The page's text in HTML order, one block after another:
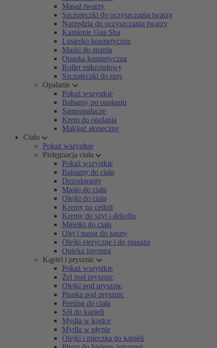
Masaż twarzy
Szczoteczki do oczyszczania twarzy
Narzędzia do oczyszczania twarzy
Kamienie Gua Sha
Lusterko kosmetyczne
Maski do spania
Opaska kosmetyczna
Roller mikroigłowy
Szczoteczki do rzęs
Opalanie
Pokaż wszystkie
Balsamy po opalaniu
Samoopalacze
Krem do opalania
Makijaż słoneczny
Ciało
Pokaż wszystkie
Pielęgnacja ciała
Pokaż wszystkie
Balsamy do ciała
Dezodoranty
Masło do ciała
Olejki do ciała
Kremy na celluit
Kremy do szyi i dekoltu
Mgiełki do ciała
Olej i napar do sauny
Olejki eteryczne i do masażu
Opieka intymna
Kąpiel i prysznic
Pokaż wszystkie
Żel pod prysznic
Olejki pod prysznic
Pianka pod prysznic
Peeling do ciała
Sól do kąpieli
Mydła w kostce
Mydła w płynie
Olejki i mleczka do kąpieli